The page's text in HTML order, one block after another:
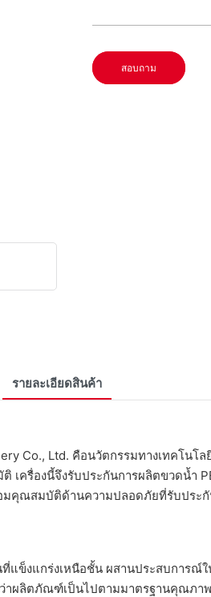
สอบถาม
รายละเอียดสินค้า
Co., Ltd. คือนวัตกรรมทางเทคโน
ครื่องนี้จึงรับประกันการผลิตขวดน้ำ
มคุณสมบัติด้านความปลอดภัยที่รับป
แข็งแกร่งเหนือชั้น ผสานประสบการ
าผลิตภัณฑ์เป็นไปตามมาตรฐานคุณภ